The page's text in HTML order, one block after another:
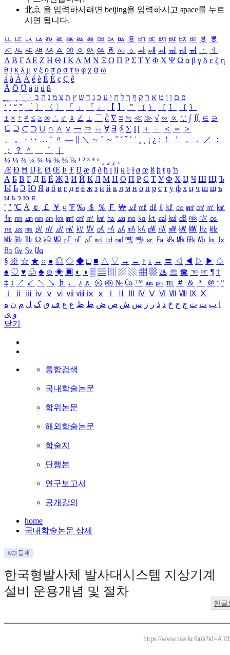
北京 을 입력하시려면 beijing을 입력하시고 space를 누르
시면 됩니다.
ㅥ ㅦ ㅧ ㅨ ㅩ ㅪ ㅫ ㅬ ㅭ ㅮ ㅯ ㅰ ㅱ ㅲ ㅳ ㅴ ㅵ ㅶ ㅷ ㅸ
ㅹ
ㅺ ㅻ ㅼ ㅽ ㅾ ㅿ ㆀ ㆁ ㆂ ㆃ ㆄ ㆅ ㆆ ㆇ ㆈ ㆉ ㆊ ㆋ ㆌ ㆍ
ㆎ
Α Β ΓΔ Ε Ζ Η Θ Ι ΚΛ Μ Ν Ξ Ο Π Ρ Σ ΤΥ Φ Χ Ψ Ω α β γ δ ε ζ η
θ ι κ λ μ ν ξ ο π ρ σ τ υ φ χ ψ ω
á à Á À é è É È ç Ç ê
Ä Ö Ü ä ö ü ß
ִֶֹ ֻּ ׁׂ פ ם ן ו ט א ר ק ף ך ל ח י ע כ ג ד ש ץ ת צ מ נ ה ב
‘ ’ “ ” 〔 〕 〈 〉 「 」 『 』 【 】 ＂ （ ） ［ ］ ｛ ｝
± × ÷ ≠ ≤ ≥ ∞ ∴ ♂ ♀ ∠ ⊥ ⌒ ∂ ∇ ≡ ≒ ≪ ≫ √ ∽ ∝ ∵ ∫ ∬ ∈ ∋
⊆ ⊇ ⊂ ⊃ ∪ ∩ ∧ ∨ ￢ ⇒ ⇔ ∀ ∃ ∮ ∑ ∏ ＋ － ＜ ＝
＞
、
。 · ‥ … ¨ 〃 ― ＼ ∼ ´ ～ ˇ ˘ ˝ ˚ ˙ ¸ ¡ ¿ ː ！ ＇ ， ． ／
：
；
？ ＾ ｀
½ ⅓ ⅔ ¼ ¾ ⅛ ⅜ ⅝ ⅞ ¹ ² ³ ⁴ ⁿ ₁ ₂ ₃ ₄
Æ Ð Ħ Ĳ Ł Ø Œ Þ Ŧ Ŋ æ đ ð ħ ı ĳ ĸ ŀ ł ø œ ß þ ŧ ŋ ŉ
А Б В Г Д Е Ё Ж З И Й К Л М Н О П Р С Т У Ф Х Ц Ч Ш Щ Ъ
Ы Ь Э Ю Я а б в г д е ё ж з и й к л м н о п р с т у ф х ц ч ш щ ъ
ы ь э ю я
′ ″ ℃ Å ￠ ￡ ￥ ¤ ℉ ‰ ＄ ％ Ｆ ￦ ㎕ ㎖ ㎗ ℓ ㎘ ㏄ ㎣ ㎤ ㎥ ㎦
㎙ ㎚ ㎛ ㎜ ㎝ ㎞ ㎟ ㎠ ㎡ ㎢ ㏊ ㎍ ㎎ ㎏ ㏏ ㎈ ㎉ ㏈ ㎧ ㎨ ㎰
㎱ ㎲ ㎳ ㎴ ㎵ ㎶ ㎷ ㎸ ㎹ ㎀ ㎁ ㎂ ㎃ ㎄ ㎺ ㎻ ㎽ ㎾ ㎿ ㎐ ㎑
㎒ ㎓ ㎔ Ω ㏀ ㏁ ㎊ ㎋ ㎌ ㏖ ㏅ ㎭ ㎮ ㎯ ㏛ ㎩ ㎪ ㎫ ㎬ ㏝ ㏐
㏓
㏃ ㏉ ㏜ ㏆
§ ※ ☆ ★ ○ ● ◎ ◇ ◆ □ ■ △ ▽ → ← ↑ ↓ ↔ 〓 ◁ ◀ ▷ ▶ ♤
♠ ♡ ♥ ♧ ♣ ⊙ ◈ ▣ ◐ ◑ ▒ ▤ ▨ ▧ ▦ ▩ ♨ ☏ ☎ ☜ ☞ ¶ †
‡ ↕ ↗ ↙ ↖ ↘ ♭ ♩ ♪ ♬ ㉿ ㈜ № ㏇ ™ ㏂ ㏘ ℡ ＃ ＆ ＊ ＠ ª º
ⅰ
ⅱ ⅲ ⅳ ⅴ ⅵ ⅶ ⅷ ⅸ ⅹ Ⅳ Ⅴ Ⅵ Ⅶ Ⅷ Ⅸ Ⅹ
ب ت ث ج ح خ د ذ ر ز س ش ص ض ط ظ ع غ ف ق ک ل م ن ه
و ی
닫기
통합검색
국내학술논문
학위논문
해외학술논문
학술지
단행본
연구보고서
공개강의
home
국내학술논문 상세
한국형발사체 발사대시스템 지상기계
설비 운용개념 및 절차
한글
https://www.riss.kr/